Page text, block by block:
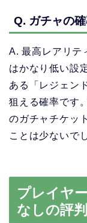
Q. ガチャの
A. 最高レアリテ
はかなり低い設
ある「レジェン
狙える確率です
のガチャチケッ
ことは少ないで
プレイヤ
なしの評